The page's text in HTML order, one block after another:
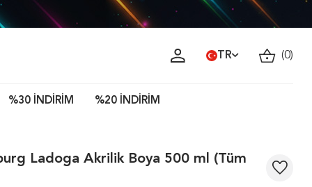
TR (0)
%30 İNDİRİM %20 İNDİRİM
Ladoga Akrilik Boya 500 ml (Tüm